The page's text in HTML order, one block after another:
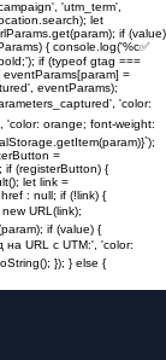
'utm_term',
let
if (value)
{ console.log('%c✅
if (typeof gtag ===
=
eventParams);
'color:
'color: orange; font-weight:
=
(registerButton) {
let link =
: null; if (!link) {
URL(link);
if (value) {
URL с UTM:', 'color:
}); } else {